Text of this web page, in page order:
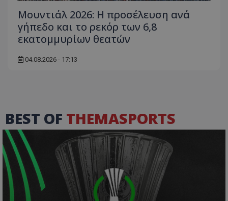
Μουντιάλ 2026: Η προσέλευση ανά
γήπεδο και το ρεκόρ των 6,8
εκατομμυρίων θεατών
04.08.2026 - 17:13
BEST OF THEMASPORTS